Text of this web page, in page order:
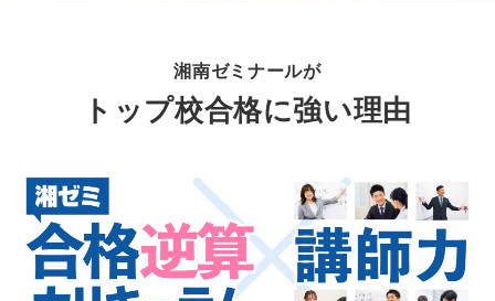
湘南ゼミナールが
トップ校合格に強い理由